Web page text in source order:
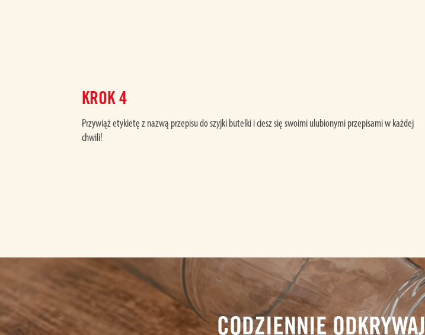
KROK4
Przywiąż etykietę z nazwą przepisu do szyjki butelki i ciesz się swoimi ulubionymi przepisami w każdej
chwili!
CODZIENNIE